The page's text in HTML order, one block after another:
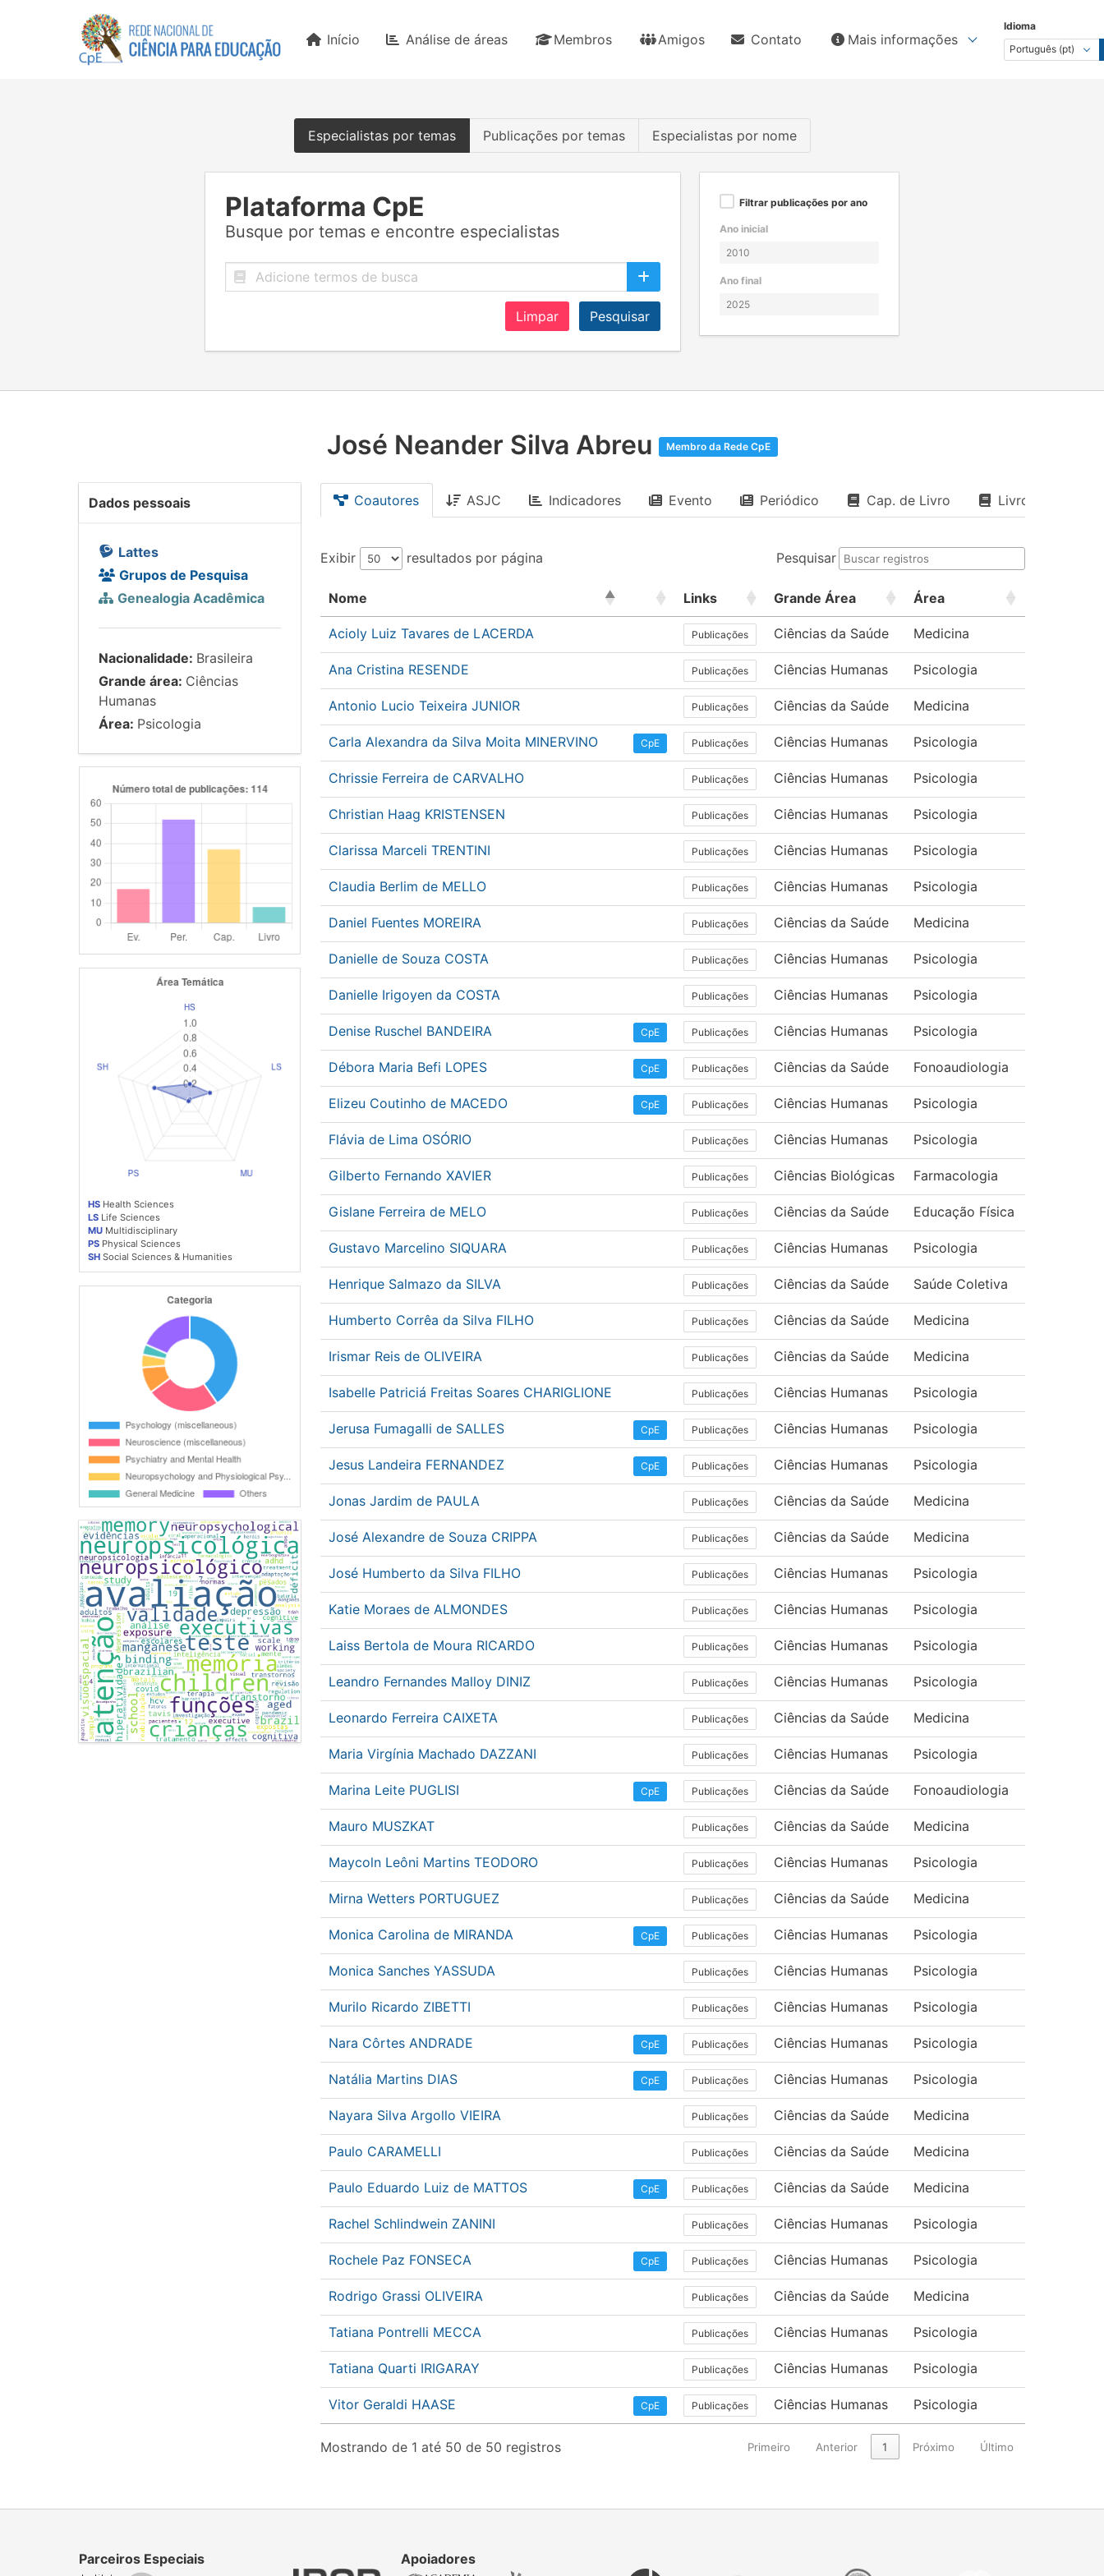
Início Análise de áreas Membros Amigos Contato Mais informações
Idioma
Especialistas por temas Publicações por temas Especialistas por nome
Plataforma CpE
Busque por temas e encontre especialistas
Limpar Pesquisar
Filtrar publicações por ano
Ano inicial
Ano final
José Neander Silva Abreu Membro da Rede CpE
Dados pessoais
Lattes
Grupos de Pesquisa
Genealogia Acadêmica
Nacionalidade: Brasileira
Grande área: Ciências
Humanas
Área: Psicologia
HS Health Sciences
LS Life Sciences
MU Multidisciplinary
PS Physical Sciences
SH Social Sciences & Humanities
Coautores ASJC Indicadores Evento Periódico Cap. de Livro Livro
Exibir resultados por página Pesquisar
Nome Links Grande Área Área
Acioly Luiz Tavares de LACERDA Publicações Ciências da Saúde Medicina
Ana Cristina RESENDE Publicações Ciências Humanas Psicologia
Antonio Lucio Teixeira JUNIOR Publicações Ciências da Saúde Medicina
Carla Alexandra da Silva Moita MINERVINO CpE Publicações Ciências Humanas Psicologia
Chrissie Ferreira de CARVALHO Publicações Ciências Humanas Psicologia
Christian Haag KRISTENSEN Publicações Ciências Humanas Psicologia
Clarissa Marceli TRENTINI Publicações Ciências Humanas Psicologia
Claudia Berlim de MELLO Publicações Ciências Humanas Psicologia
Daniel Fuentes MOREIRA Publicações Ciências da Saúde Medicina
Danielle de Souza COSTA Publicações Ciências Humanas Psicologia
Danielle Irigoyen da COSTA Publicações Ciências Humanas Psicologia
Denise Ruschel BANDEIRA CpE Publicações Ciências Humanas Psicologia
Débora Maria Befi LOPES CpE Publicações Ciências da Saúde Fonoaudiologia
Elizeu Coutinho de MACEDO CpE Publicações Ciências Humanas Psicologia
Flávia de Lima OSÓRIO Publicações Ciências Humanas Psicologia
Gilberto Fernando XAVIER Publicações Ciências Biológicas Farmacologia
Gislane Ferreira de MELO Publicações Ciências da Saúde Educação Física
Gustavo Marcelino SIQUARA Publicações Ciências Humanas Psicologia
Henrique Salmazo da SILVA Publicações Ciências da Saúde Saúde Coletiva
Humberto Corrêa da Silva FILHO Publicações Ciências da Saúde Medicina
Irismar Reis de OLIVEIRA Publicações Ciências da Saúde Medicina
Isabelle Patriciá Freitas Soares CHARIGLIONE Publicações Ciências Humanas Psicologia
Jerusa Fumagalli de SALLES CpE Publicações Ciências Humanas Psicologia
Jesus Landeira FERNANDEZ CpE Publicações Ciências Humanas Psicologia
Jonas Jardim de PAULA Publicações Ciências da Saúde Medicina
José Alexandre de Souza CRIPPA Publicações Ciências da Saúde Medicina
José Humberto da Silva FILHO Publicações Ciências Humanas Psicologia
Katie Moraes de ALMONDES Publicações Ciências Humanas Psicologia
Laiss Bertola de Moura RICARDO Publicações Ciências Humanas Psicologia
Leandro Fernandes Malloy DINIZ Publicações Ciências Humanas Psicologia
Leonardo Ferreira CAIXETA Publicações Ciências da Saúde Medicina
Maria Virgínia Machado DAZZANI Publicações Ciências Humanas Psicologia
Marina Leite PUGLISI CpE Publicações Ciências da Saúde Fonoaudiologia
Mauro MUSZKAT Publicações Ciências da Saúde Medicina
Maycoln Leôni Martins TEODORO Publicações Ciências Humanas Psicologia
Mirna Wetters PORTUGUEZ Publicações Ciências da Saúde Medicina
Monica Carolina de MIRANDA CpE Publicações Ciências Humanas Psicologia
Monica Sanches YASSUDA Publicações Ciências Humanas Psicologia
Murilo Ricardo ZIBETTI Publicações Ciências Humanas Psicologia
Nara Côrtes ANDRADE CpE Publicações Ciências Humanas Psicologia
Natália Martins DIAS CpE Publicações Ciências Humanas Psicologia
Nayara Silva Argollo VIEIRA Publicações Ciências da Saúde Medicina
Paulo CARAMELLI Publicações Ciências da Saúde Medicina
Paulo Eduardo Luiz de MATTOS CpE Publicações Ciências da Saúde Medicina
Rachel Schlindwein ZANINI Publicações Ciências Humanas Psicologia
Rochele Paz FONSECA CpE Publicações Ciências Humanas Psicologia
Rodrigo Grassi OLIVEIRA Publicações Ciências da Saúde Medicina
Tatiana Pontrelli MECCA Publicações Ciências Humanas Psicologia
Tatiana Quarti IRIGARAY Publicações Ciências Humanas Psicologia
Vitor Geraldi HAASE CpE Publicações Ciências Humanas Psicologia
Mostrando de 1 até 50 de 50 registros Primeiro Anterior 1 Próximo Último
Parceiros Especiais Apoiadores